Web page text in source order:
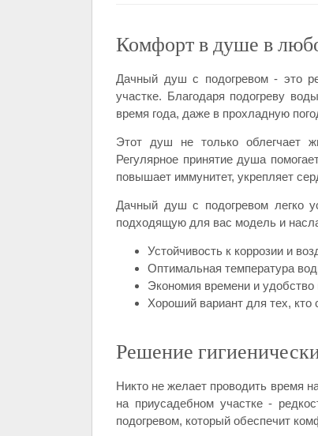
Комфорт в душе в
Дачный душ с подогревом - это
участке. Благодаря подогреву
время года, даже в прохладную
Этот душ не только облегчает
Регулярное принятие душа
повышает иммунитет, укрепляет
Дачный душ с подогревом легко
подходящую для вас модель и
Устойчивость к коррозии и
Оптимальная температура
Экономия времени и удобство
Хороший вариант для тех, кто
Решение
Никто не желает проводить время
на приусадебном участке -
подогревом, который обеспечит